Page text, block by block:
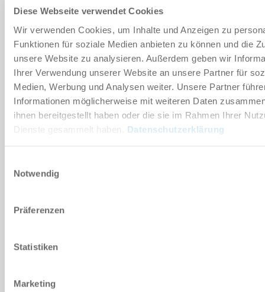
Diese Webseite verwendet Cookies
Wir verwenden Cookies, um Inhalte und Anzeigen zu
Funktionen für soziale Medien anbieten zu können und die
unsere Website zu analysieren. Außerdem geben wir
Ihrer Verwendung unserer Website an unsere Partner für
Medien, Werbung und Analysen weiter. Unsere Partner
Informationen möglicherweise mit weiteren Daten
ihnen bereitgestellt haben oder die sie im Rahmen Ihrer
Dienste gesammelt haben. Datenschutzerklärung
Notwendig
Präferenzen
Statistiken
Marketing
Holz und Verbundwerkstoffe
ZUM WARENKORB HINZUFÜGEN
ZUM VERGLEICH HINZUFÜGEN
Technische Daten